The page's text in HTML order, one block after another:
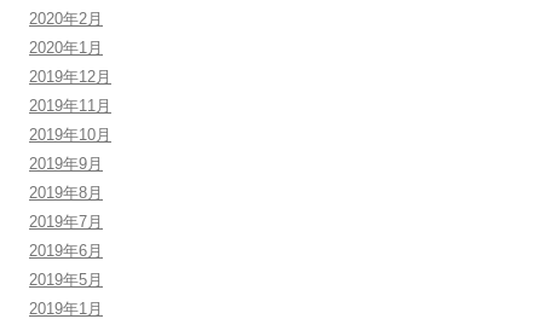
2020年2月
2020年1月
2019年12月
2019年11月
2019年10月
2019年9月
2019年8月
2019年7月
2019年6月
2019年5月
2019年1月